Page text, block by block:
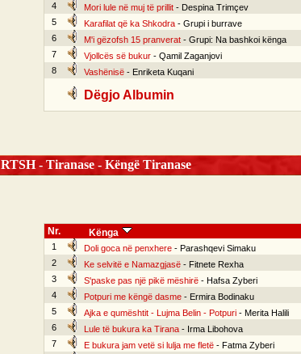
4
Mori lule në muj të prillit- Despina Trimçev
5
Karafilat që ka Shkodra- Grupi i burrave
6
M'i gëzofsh 15 pranverat- Grupi: Na bashkoi kënga
7
Vjollcës së bukur- Qamil Zaganjovi
8
Vashënisë- Enriketa Kuqani
Dëgjo Albumin
RTSH - Tiranase - Këngë Tiranase
Nr. Kënga
1 Doli goca në penxhere- Parashqevi Simaku
2
Ke selvitë e Namazgjasë- Fitnete Rexha
3
S'paske pas një pikë mëshirë- Hafsa Zyberi
4
Potpuri me këngë dasme- Ermira Bodinaku
5
Ajka e qumështit - Lujma Belin - Potpuri- Merita Halili
6
Lule të bukura ka Tirana- Irma Libohova
7
E bukura jam vetë si lulja me fletë- Fatma Zyberi